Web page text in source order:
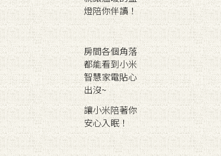
燈陪你伴讀！
房間各個角落
都能看到小米
智慧家電貼心
出沒~
讓小米陪著你
安心入眠！